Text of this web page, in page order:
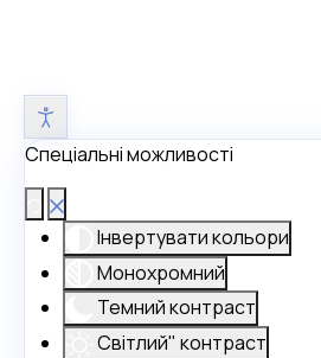
Спеціальні можливості
Інвертувати кольори
Монохромний
Темний контраст
Світлий" контраст